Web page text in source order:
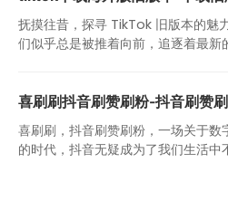
抚摸往昔，探寻 TikTok 旧版本的魅
们似乎总是被推着向前，追逐着最新
喜刷刷抖音刷赞刷粉-抖音刷赞
喜刷刷，抖音刷赞刷粉，一场关于
的时代，抖音无疑成为了我们生活中